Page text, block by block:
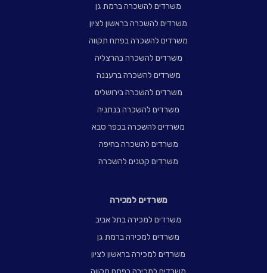
משרדים להשכרה ברמת גן
משרדים להשכרה בראשון לציון
משרדים להשכרה בפתח תקווה
משרדים להשכרה בהרצליה
משרדים להשכרה ברעננה
משרדים להשכרה בירושלים
משרדים להשכרה בנתניה
משרדים להשכרה בכפר סבא
משרדים להשכרה בחיפה
משרדים קטנים להשכרה
משרדים למכירה
משרדים למכירה בתל אביב
משרדים למכירה ברמת גן
משרדים למכירה בראשון לציון